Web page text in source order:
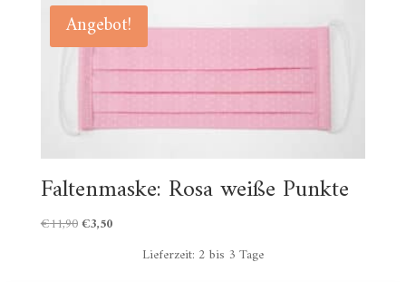
Angebot!
Faltenmaske: Rosa weiße Punkte
€11,90Ursprünglicher
€3,50Aktueller
Lieferzeit: 2 bis 3 Tage